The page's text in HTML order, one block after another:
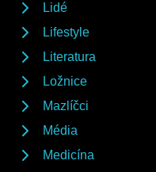
Lidé
Lifestyle
Literatura
Ložnice
Mazlíčci
Média
Medicína